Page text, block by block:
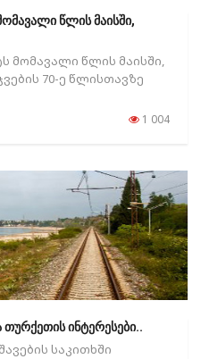
წლის მაისში,
მომავალი წლის მაისში,
70-ე წლისთავზე
1 004
თურქეთის ინტერესები..
საკითხში